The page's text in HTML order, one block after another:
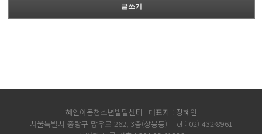
글쓰기
혜인아동청소년발달센터
대표자 : 정혜인
서울특별시 중랑구 망우로 262, 3층(상봉동) Tel : 02) 432-8961